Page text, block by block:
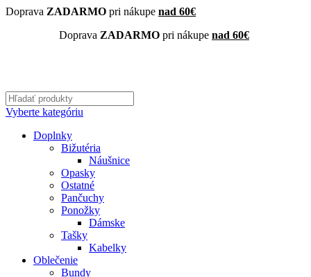
Doprava ZADARMO pri nákupe nad 60€
Doprava ZADARMO pri nákupe nad 60€
Vyberte kategóriu
Doplnky
Bižutéria
Náušnice
Opasky
Ostatné
Pančuchy
Ponožky
Dámske
Tašky
Kabelky
Oblečenie
Bundy